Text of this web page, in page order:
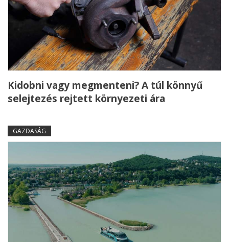
Kidobni vagy megmenteni? A túl könnyű
selejtezés rejtett környezeti ára
GAZDASÁG